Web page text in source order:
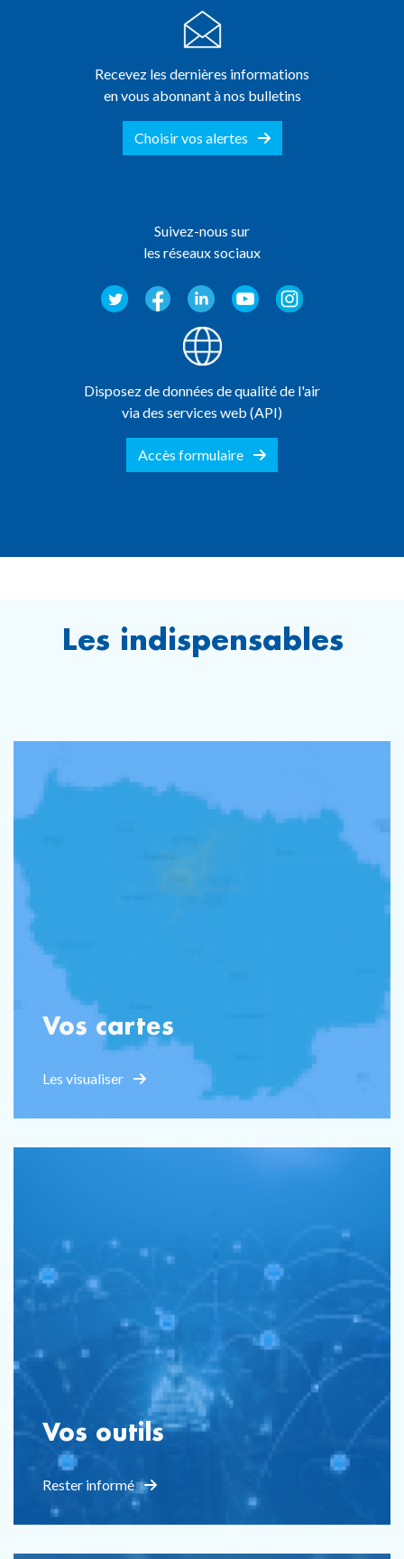
Recevez les dernières informations
en vous abonnant à nos bulletins
Choisir vos alertes
Suivez-nous sur
les réseaux sociaux
Disposez de données de qualité de l'air
via des services web (API)
Accès formulaire
Les indispensables
Vos cartes
Les visualiser
Vos outils
Rester informé